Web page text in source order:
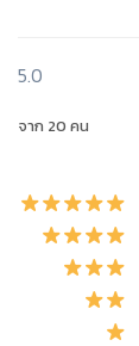
5.0
จาก 20 คน